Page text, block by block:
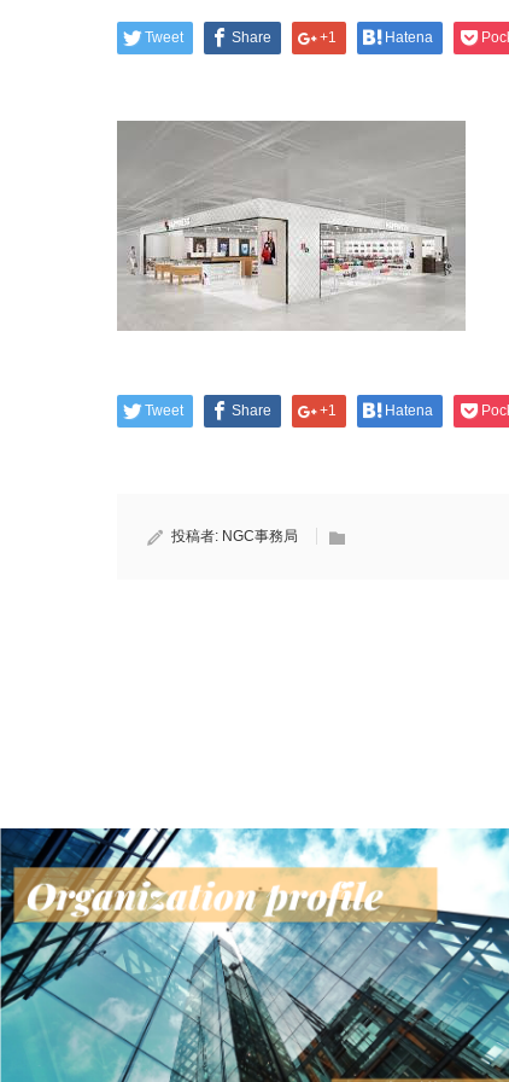
Tweet Share +1 Hatena
Tweet Share +1 Hatena
投稿者: NGC事務局